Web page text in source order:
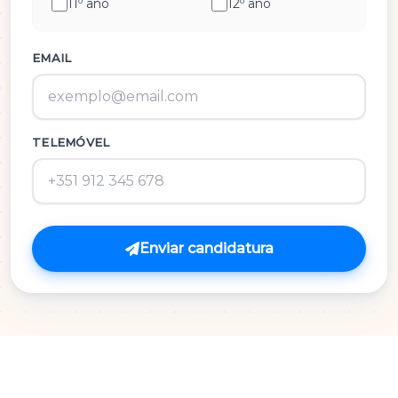
História e Cultura das Artes
Inglês
M.A.C.S.
Matemática 3º Ciclo
Matemática A
Matemática B
Português
11º ano 12º ano
EMAIL
TELEMÓVEL
Enviar candidatura